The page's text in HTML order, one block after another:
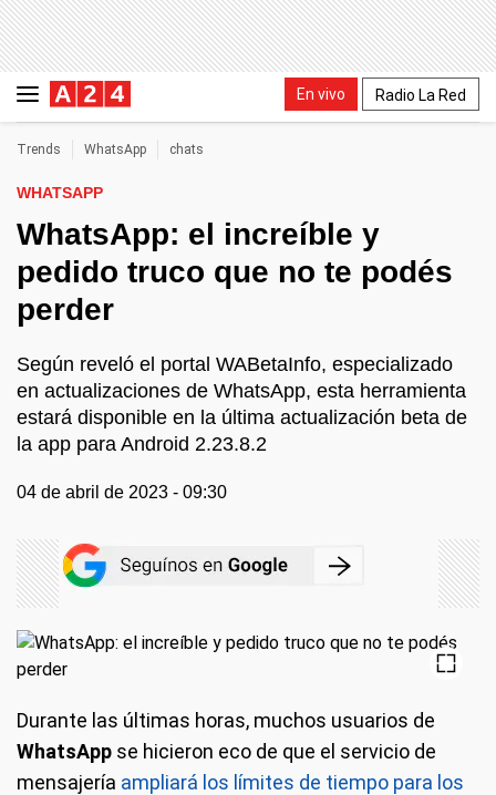
En vivo Radio La Red
Trends WhatsApp chats
WHATSAPP
WhatsApp: el increíble y
pedido truco que no te podés
perder
Según reveló el portal WABetaInfo, especializado
en actualizaciones de WhatsApp, esta herramienta
estará disponible en la última actualización beta de
la app para Android 2.23.8.2
04 de abril de 2023 - 09:30
Durante las últimas horas, muchos usuarios de
WhatsApp se hicieron eco de que el servicio de
mensajería ampliará los límites de tiempo para los